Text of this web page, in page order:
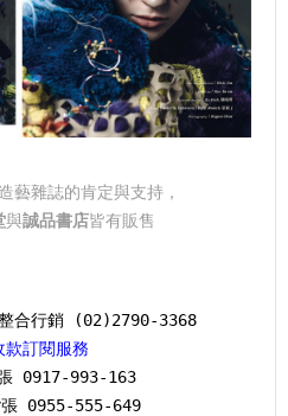
雜誌的肯定與支持，
與誠品書店皆有販售
合行銷 (02)2790-3368
款訂閱服務
0917-993-163
0955-555-649